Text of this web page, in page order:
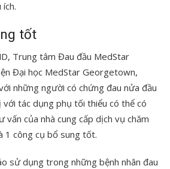
tốt
Trung tâm Đau đầu MedStar
Đại học MedStar Georgetown,
những người có chứng đau nửa đầu
tác dụng phụ tối thiểu có thể có
vấn của nhà cung cấp dịch vụ chăm
1 công cụ bổ sung tốt.
sử dụng trong những bệnh nhân đau